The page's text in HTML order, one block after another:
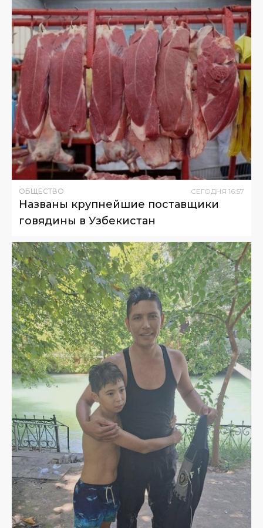
ОБЩЕСТВО СЕГОДНЯ 16:57
Названы крупнейшие поставщики
говядины в Узбекистан